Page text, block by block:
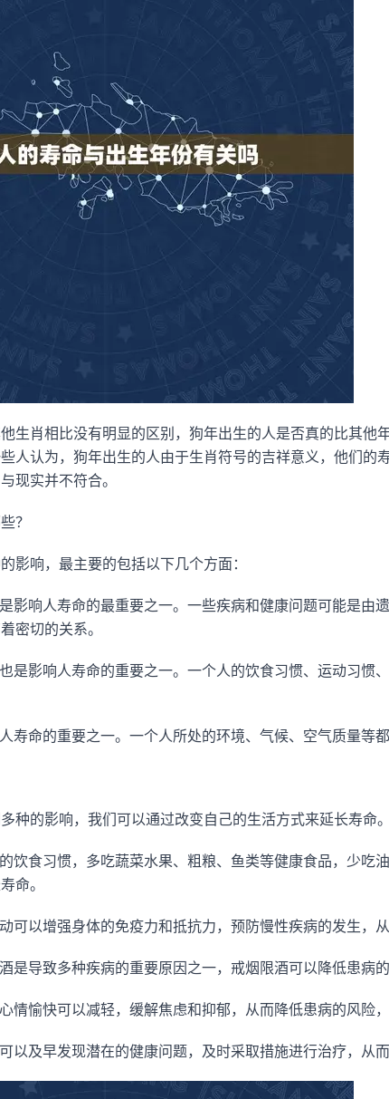
生肖相比没有明显的区别，狗年出生的人是否真的比其他
人认为，狗年出生的人由于生肖符号的吉祥意义，他们的
现实并不符合。
？
影响，最主要的包括以下几个方面：
影响人寿命的最重要之一。一些疾病和健康问题可能是由
密切的关系。
是影响人寿命的重要之一。一个人的饮食习惯、运动习惯
寿命的重要之一。一个人所处的环境、气候、空气质量等
种的影响，我们可以通过改变自己的生活方式来延长寿命
饮食习惯，多吃蔬菜水果、粗粮、鱼类等健康食品，少吃
命。
可以增强身体的免疫力和抵抗力，预防慢性疾病的发生，从
是导致多种疾病的重要原因之一，戒烟限酒可以降低患病
情愉快可以减轻，缓解焦虑和抑郁，从而降低患病的风险，
以及早发现潜在的健康问题，及时采取措施进行治疗，从而